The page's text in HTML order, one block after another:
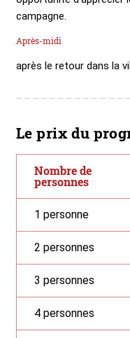
campagne.
Après-midi
après le retour dans la
Le prix du
Nombre de
personnes
1 personne
2 personnes
3 personnes
4 personnes